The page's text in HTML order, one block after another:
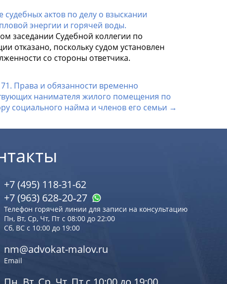
актов по делу о взыскании
энергии и горячей воды.
заседании Судебной коллегии по
отказано, поскольку судом установлен
со стороны ответчика.
71. Права и обязанности временно
нанимателя жилого помещения по
социального найма и членов его семьи →
+7 (495) 118-31-62
+7 (963) 628‑20‑27
Телефон горячей линии для записи на консультацию
Пн, Вт, Ср, Чт, Пт с 08:00 до 22:00
Сб, ВС с 10:00 до 19:00
nm@advokat-malov.ru
Email